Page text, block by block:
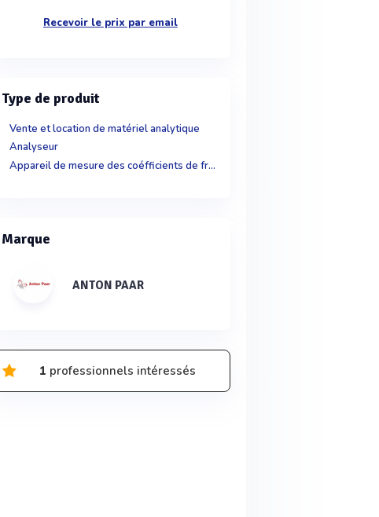
Recevoir le prix par email
Type de produit
Vente et location de matériel analytique
Analyseur
Appareil de mesure des coéfficients de frottement
Marque
ANTON PAAR
1 professionnels intéressés